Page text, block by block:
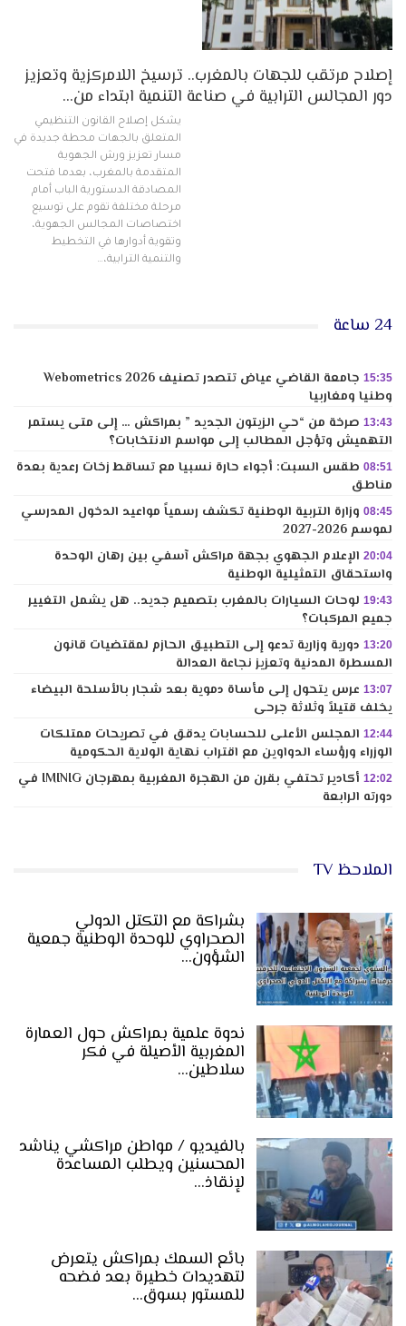
إصلاح مرتقب للجهات بالمغرب.. ترسيخ اللامركزية وتعزيز
دور المجالس الترابية في صناعة التنمية ابتداء من…
يشكل إصلاح القانون التنظيمي
المتعلق بالجهات محطة جديدة في
مسار تعزيز ورش الجهوية
المتقدمة بالمغرب، بعدما فتحت
المصادقة الدستورية الباب أمام
مرحلة مختلفة تقوم على توسيع
اختصاصات المجالس الجهوية،
وتقوية أدوارها في التخطيط
والتنمية الترابية،…
24 ساعة
15:35
جامعة القاضي عياض تتصدر تصنيف Webometrics 2026
وطنيا ومغاربيا
13:43 صرخة من “حي الزيتون الجديد ” بمراكش … إلى متى يستمر
التهميش وتؤجل المطالب إلى مواسم الانتخابات؟
08:51 طقس السبت: أجواء حارة نسبيا مع تساقط زخات رعدية بعدة
مناطق
08:45 وزارة التربية الوطنية تكشف رسمياً مواعيد الدخول المدرسي
لموسم 2026-2027
20:04 الإعلام الجهوي بجهة مراكش آسفي بين رهان الوحدة
واستحقاق التمثيلية الوطنية
19:43 لوحات السيارات بالمغرب بتصميم جديد.. هل يشمل التغيير
جميع المركبات؟
13:20 دورية وزارية تدعو إلى التطبيق الحازم لمقتضيات قانون
المسطرة المدنية وتعزيز نجاعة العدالة
13:07 عرس يتحول إلى مأساة دموية بعد شجار بالأسلحة البيضاء
يخلف قتيلاً وثلاثة جرحى
12:44 المجلس الأعلى للحسابات يدقق في تصريحات ممتلكات
الوزراء ورؤساء الدواوين مع اقتراب نهاية الولاية الحكومية
12:02
أكادير تحتفي بقرن من الهجرة المغربية بمهرجان IMINIG في
دورته الرابعة
الملاحظ TV
بشراكة مع التكتل الدولي
الصحراوي للوحدة الوطنية جمعية
الشؤون…
ندوة علمية بمراكش حول العمارة
المغربية الأصيلة في فكر
سلاطين…
بالفيديو / مواطن مراكشي يناشد
المحسنين ويطلب المساعدة
لإنقاذ…
بائع السمك بمراكش يتعرض
لتهديدات خطيرة بعد فضحه
للمستور بسوق…